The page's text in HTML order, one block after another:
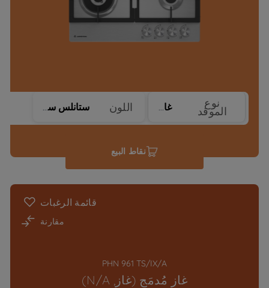
نوع
الموقد غاز اللون ستانلس ستيل
نقاط البيع
قائمة الرغبات
مقارنة
PHN 961 TS/IX/A
غاز مُدمَج (غاز, N/A)